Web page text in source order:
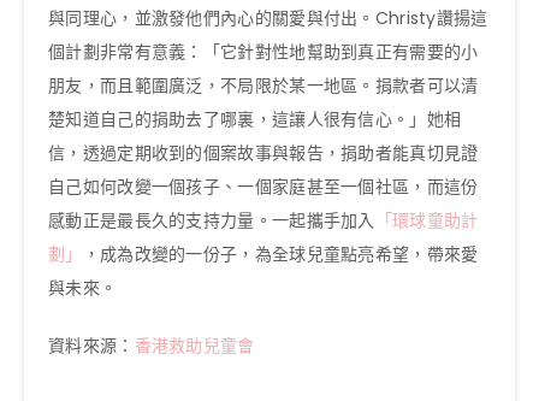
與同理心，並激發他們內心的關愛與付出。Christy讚揚這
個計劃非常有意義：「它針對性地幫助到真正有需要的小
朋友，而且範圍廣泛，不局限於某一地區。捐款者可以清
楚知道自己的捐助去了哪裏，這讓人很有信心。」她相
信，透過定期收到的個案故事與報告，捐助者能真切見證
自己如何改變一個孩子、一個家庭甚至一個社區，而這份
感動正是最長久的支持力量。一起攜手加入 「環球童助計
劃」
，成為改變的一份子，為全球兒童點亮希望，帶來愛
與未來。
資料來源： 香港救助兒童會